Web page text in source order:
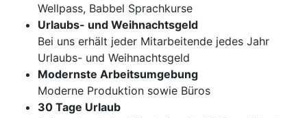
Wellpass, Babbel Sprachkurse
Urlaubs- und Weihnachtsgeld
Bei uns erhält jeder Mitarbeitende jedes Jahr
Urlaubs- und Weihnachtsgeld
Modernste Arbeitsumgebung
Moderne Produktion sowie Büros
30 Tage Urlaub